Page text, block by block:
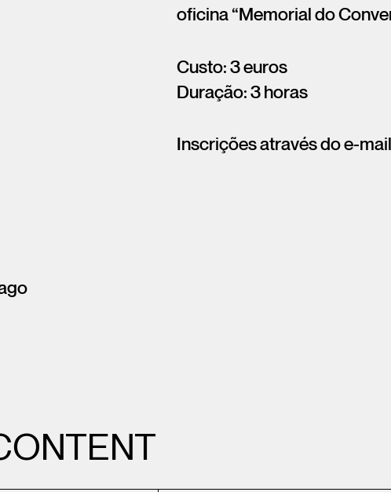
oficina “Memorial do
Custo: 3 euros
Duração: 3 horas
Inscrições através do e-